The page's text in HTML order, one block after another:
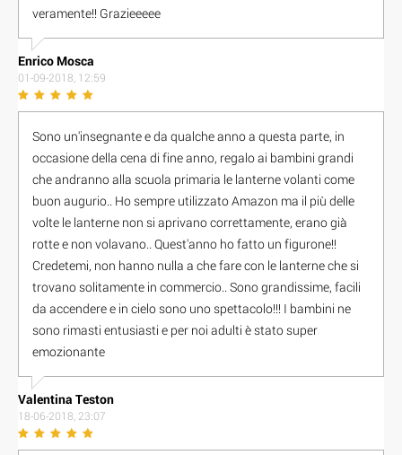
veramente!! Grazieeeee
Enrico Mosca
01-09-2018, 12:59
Sono un'insegnante e da qualche anno a questa parte, in
occasione della cena di fine anno, regalo ai bambini grandi
che andranno alla scuola primaria le lanterne volanti come
buon augurio.. Ho sempre utilizzato Amazon ma il più delle
volte le lanterne non si aprivano correttamente, erano già
rotte e non volavano.. Quest'anno ho fatto un figurone!!
Credetemi, non hanno nulla a che fare con le lanterne che si
trovano solitamente in commercio.. Sono grandissime, facili
da accendere e in cielo sono uno spettacolo!!! I bambini ne
sono rimasti entusiasti e per noi adulti è stato super
emozionante
Valentina Teston
18-06-2018, 23:07